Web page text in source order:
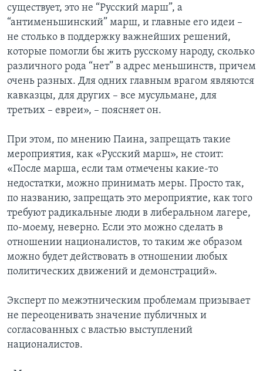
существует, это не “Русский марш”, а
“антименьшинский” марш, и главные его идеи –
не столько в поддержку важнейших решений,
которые помогли бы жить русскому народу, сколько
различного рода “нет” в адрес меньшинств, причем
очень разных. Для одних главным врагом являются
кавказцы, для других – все мусульмане, для
третьих – евреи», – поясняет он.
При этом, по мнению Паина, запрещать такие
мероприятия, как «Русский марш», не стоит:
«После марша, если там отмечены какие-то
недостатки, можно принимать меры. Просто так,
по названию, запрещать это мероприятие, как того
требуют радикальные люди в либеральном лагере,
по-моему, неверно. Если это можно сделать в
отношении националистов, то таким же образом
можно будет действовать в отношении любых
политических движений и демонстраций».
Эксперт по межэтническим проблемам призывает
не переоценивать значение публичных и
согласованных с властью выступлений
националистов.